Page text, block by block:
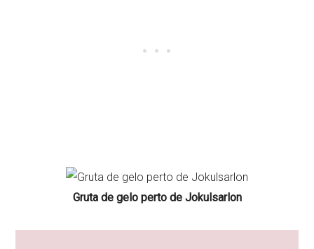
Gruta de gelo perto de Jokulsarlon